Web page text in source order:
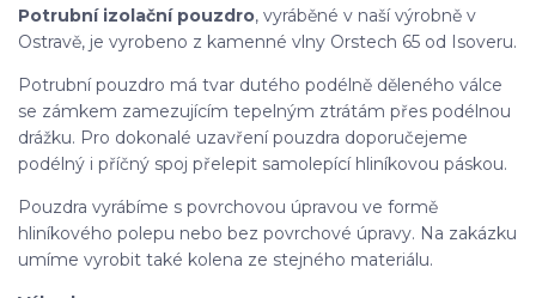
Potrubní izolační pouzdro, vyráběné v naší výrobně v
Ostravě, je vyrobeno z kamenné vlny Orstech 65 od Isoveru.
Potrubní pouzdro má tvar dutého podélně děleného válce
se zámkem zamezujícím tepelným ztrátám přes podélnou
drážku. Pro dokonalé uzavření pouzdra doporučejeme
podélný i příčný spoj přelepit samolepící hliníkovou páskou.
Pouzdra vyrábíme s povrchovou úpravou ve formě
hliníkového polepu nebo bez povrchové úpravy. Na zakázku
umíme vyrobit také kolena ze stejného materiálu.